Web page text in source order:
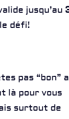
jusqu’au
défi!
pas “bon”
là pour vous
surtout de